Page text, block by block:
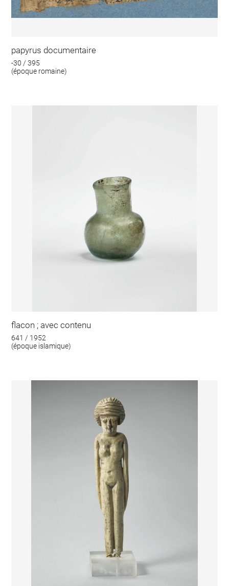
papyrus documentaire
-30 / 395
(époque romaine)
flacon ; avec contenu
641 / 1952
(époque islamique)